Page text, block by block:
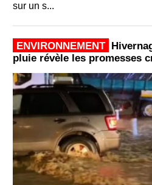
sur un s...
ENVIRONNEMENT
pluie révèle les promesses